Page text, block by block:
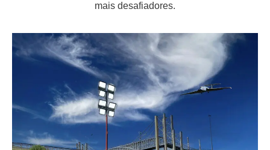
mais desafiadores.